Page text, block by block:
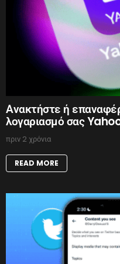
Ανακτήστε ή
λογαριασμό σας
πριν 2 χρόνια
READ MORE